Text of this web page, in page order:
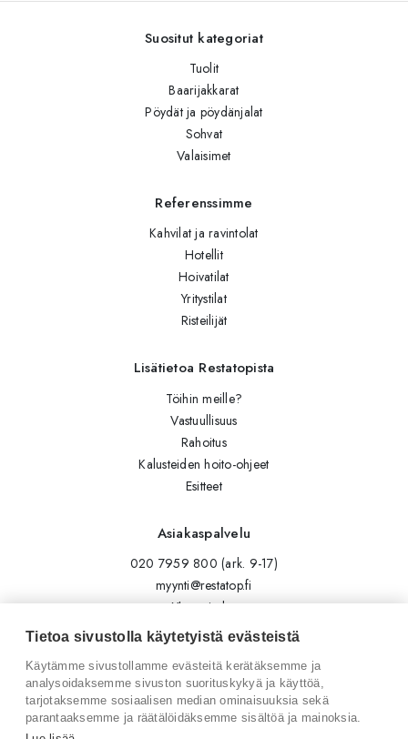
Suositut kategoriat
Tuolit
Baarijakkarat
Pöydät ja pöydänjalat
Sohvat
Valaisimet
Referenssimme
Kahvilat ja ravintolat
Hotellit
Hoivatilat
Yritystilat
Risteilijät
Lisätietoa Restatopista
Töihin meille?
Vastuullisuus
Rahoitus
Kalusteiden hoito-ohjeet
Esitteet
Asiakaspalvelu
020 7959 800 (ark. 9-17)
myynti@restatop.fi
Yhteystiedot
Lähetä viesti
Seuraa meitä
Tilaa uutiskirje
Tietoa sivustolla käytetyistä evästeistä
Käytämme sivustollamme evästeitä kerätäksemme ja
analysoidaksemme sivuston suorituskykyä ja käyttöä,
tarjotaksemme sosiaalisen median ominaisuuksia sekä
parantaaksemme ja räätälöidäksemme sisältöä ja mainoksia.